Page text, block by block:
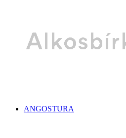
ANGOSTURA